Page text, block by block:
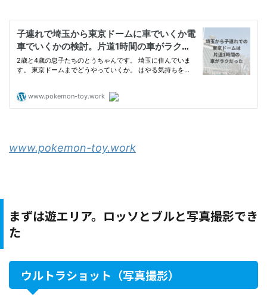
www.pokemon-toy.work
まずは遊エリア。ロッソとブルと写真撮影でき
た
ウルトラショット（写真撮影）